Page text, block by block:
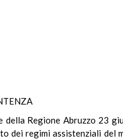
Regione Abruzzo 23
dei regimi assistenziali